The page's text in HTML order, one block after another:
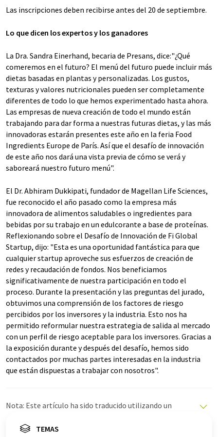
Las inscripciones deben recibirse antes del 20 de septiembre.
Lo que dicen los expertos y los ganadores
La Dra. Sandra Einerhand, becaria de Presans, dice:"¿Qué
comeremos en el futuro? El menú del futuro puede incluir más
dietas basadas en plantas y personalizadas. Los gustos,
texturas y valores nutricionales pueden ser completamente
diferentes de todo lo que hemos experimentado hasta ahora.
Las empresas de nueva creación de todo el mundo están
trabajando para dar forma a nuestras futuras dietas, y las más
innovadoras estarán presentes este año en la feria Food
Ingredients Europe de París. Así que el desafío de innovación
de este año nos dará una vista previa de cómo se verá y
saboreará nuestro futuro menú".
El Dr. Abhiram Dukkipati, fundador de Magellan Life Sciences,
fue reconocido el año pasado como la empresa más
innovadora de alimentos saludables o ingredientes para
bebidas por su trabajo en un edulcorante a base de proteínas.
Reflexionando sobre el Desafío de Innovación de Fi Global
Startup, dijo: "Esta es una oportunidad fantástica para que
cualquier startup aproveche sus esfuerzos de creación de
redes y recaudación de fondos. Nos beneficiamos
significativamente de nuestra participación en todo el
proceso. Durante la presentación y las preguntas del jurado,
obtuvimos una comprensión de los factores de riesgo
percibidos por los inversores y la industria. Esto nos ha
permitido reformular nuestra estrategia de salida al mercado
con un perfil de riesgo aceptable para los inversores. Gracias a
la exposición durante y después del desafío, hemos sido
contactados por muchas partes interesadas en la industria
que están dispuestas a trabajar con nosotros".
Nota: Este artículo ha sido traducido utilizando un
ofrece estas traducciones automáticas para presentar
TEMAS